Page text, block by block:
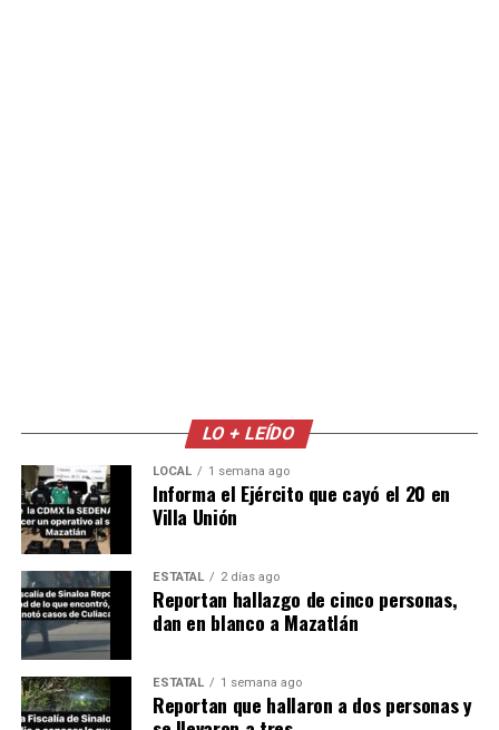
LO + LEÍDO
LOCAL 1 semana ago
Informa el Ejército que cayó el 20 en
Villa Unión
ESTATAL 2 días ago
Reportan hallazgo de cinco personas,
dan en blanco a Mazatlán
ESTATAL 1 semana ago
Reportan que hallaron a dos personas y